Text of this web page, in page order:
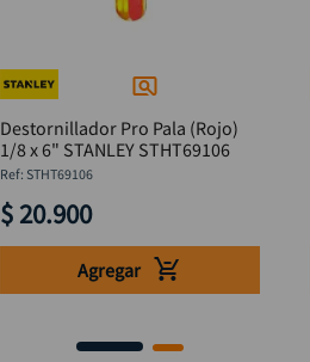
Destornillador Pro Pala (Rojo)
1/8 x 6" STANLEY STHT69106
: STHT69106
$ 20.900
Agregar